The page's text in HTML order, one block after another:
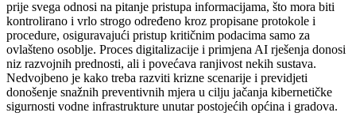
prije svega odnosi na pitanje pristupa informacijama, što mora biti
kontrolirano i vrlo strogo određeno kroz propisane protokole i
procedure, osiguravajući pristup kritičnim podacima samo za
ovlašteno osoblje. Proces digitalizacije i primjena AI rješenja donosi
niz razvojnih prednosti, ali i povećava ranjivost nekih sustava.
Nedvojbeno je kako treba razviti krizne scenarije i previdjeti
donošenje snažnih preventivnih mjera u cilju jačanja kibernetičke
sigurnosti vodne infrastrukture unutar postojećih općina i gradova.